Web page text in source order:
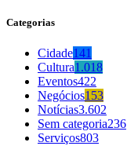
Categorias
Cidade141
Cultura1.018
Eventos422
Negócios153
Notícias3.602
Sem categoria236
Serviços803